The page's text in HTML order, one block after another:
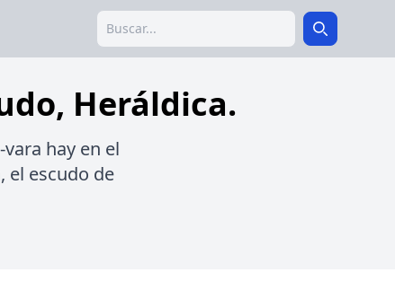
Search Search
Heráldica.
hay en el
el escudo de